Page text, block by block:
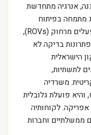
אנרגיה מתחדשת
מתמחה בפיתוח
והפעלה של כלי רכב תת-ימיים מופעלים מרחוק (ROVs),
בדיקה לא
הישראלית
לתשתיות,
משרדיה
פועלת גלובלית
לקוחותיה
ממשלתיים וחברות